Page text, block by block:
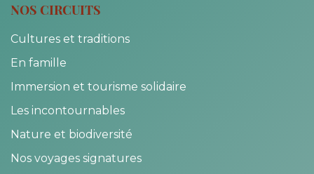
NOS CIRCUITS
Cultures et traditions
En famille
Immersion et tourisme solidaire
Les incontournables
Nature et biodiversité
Nos voyages signatures